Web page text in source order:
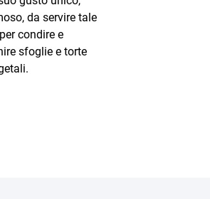
da servire tale
condire e
sfoglie e torte